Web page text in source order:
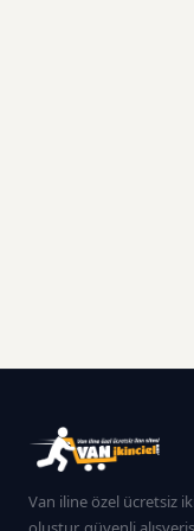
Van iline özel ücretsiz